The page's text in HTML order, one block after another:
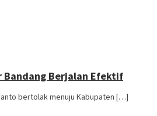
Bandang Berjalan Efektif
bertolak menuju Kabupaten […]